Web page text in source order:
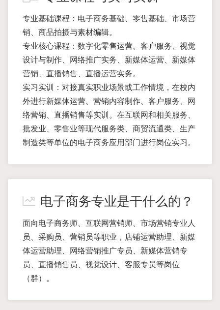
专业基础课程：电子商务基础、零售基础、市场营
销、商品拍摄与素材编辑。
专业核心课程：数字化零售运营、客户服务、视觉
设计与制作、网络推广实务、新媒体运营、新媒体
营销、直播销售、直播运营实务。
实习实训：对接真实职业场景或工作情境，在校内
外进行新媒体运营、营销内容制作、客户服务、网
络营销、直播销售等实训。在互联网和相关服务、
批发业、零售业等现代服务类、商贸流通类、生产
制造类等单位的电子商务应用部门进行岗位实习。
电子商务专业是干什么的？
面向电子商务师、互联网营销师、市场营销专业人
员、采购员、营销员等职业，店铺运营助理、新媒
体运营助理、网络营销推广专员、新媒体营销专
员、直播销售员、视觉设计、客服专员等岗位
（群）。